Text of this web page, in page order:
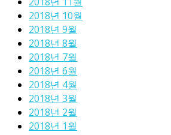
2018년 10월
2018년 9월
2018년 8월
2018년 7월
2018년 6월
2018년 4월
2018년 3월
2018년 2월
2018년 1월